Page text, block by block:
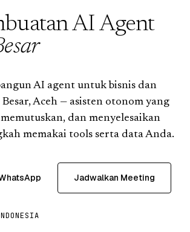
AI Agent
AI agent untuk bisnis dan
Aceh — asisten otonom yang
dan menyelesaikan
memakai tools serta data Anda.
Jadwalkan Meeting